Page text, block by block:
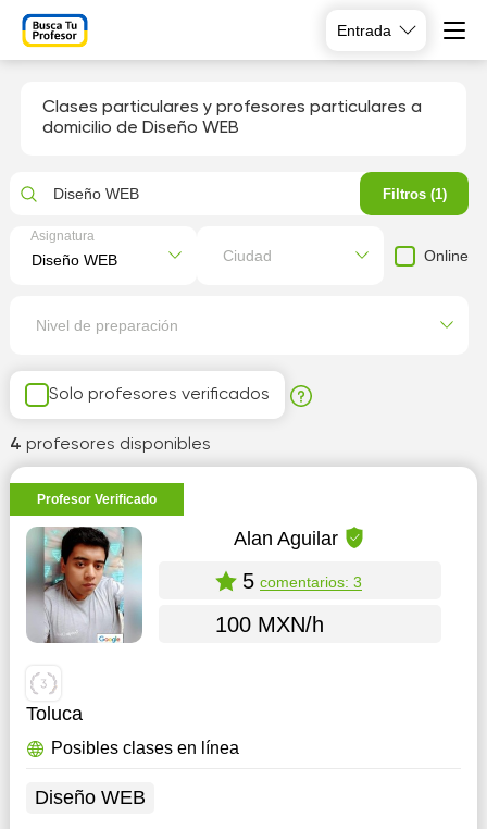
Entrada
Clases particulares y profesores particulares a
domicilio de Diseño WEB
Solo profesores verificados
4 profesores disponibles
Profesor Verificado
Alan Aguilar
5 comentarios: 3
100 MXN/h
Toluca
Posibles clases en línea
Diseño WEB
Diseño WEB Filtros (1)
Asignatura
Ciudad Online
Nivel de preparación